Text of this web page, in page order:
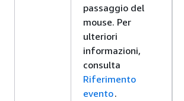
passaggio del
mouse. Per
ulteriori
informazioni,
consulta
Riferimento
evento.